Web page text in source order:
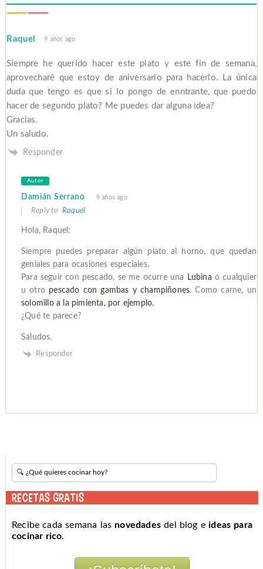
Raquel 9 años ago
Siempre he querido hacer este plato y este fin de semana,
aprovecharé que estoy de aniversario para hacerlo. La única
duda que tengo es que si lo pongo de enntrante, que puedo
hacer de segundo plato? Me puedes dar alguna idea?
Gracias.
Un saludo.
Responder
Autor
Damián Serrano 9 años ago
Reply to Raquel
Hola, Raquel:
Siempre puedes preparar algún plato al horno, que quedan
geniales para ocasiones especiales.
Para seguir con pescado, se me ocurre una
Lubina o cualquier
u otro pescado con gambas y champiñones. Como carne, un
solomillo a la pimienta, por ejemplo.
¿Qué te parece?
Saludos.
Responder
RECETAS GRATIS
Recibe cada semana las novedades del blog eideas para
cocinar rico.